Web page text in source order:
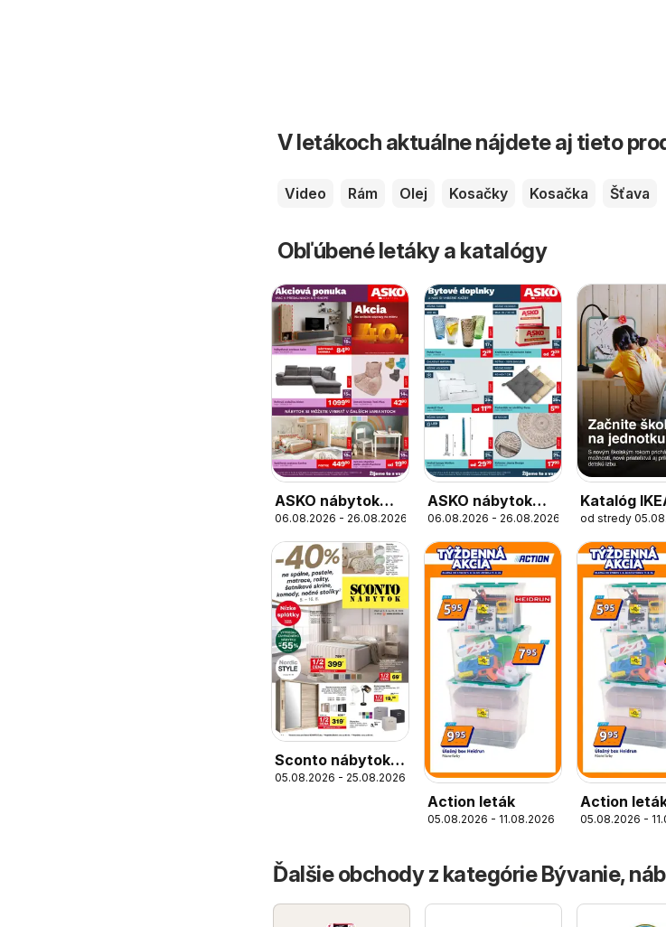
V letákoch aktuálne nájdete aj tieto
Video Rám Olej Kosačky Kosačka Šťava
Obľúbené letáky a katalógy
ASKO nábytok
leták
06.08.2026 - 26.08.2026
ASKO nábytok
Bytové doplnky
06.08.2026 - 26.08.2026
Katalóg
od stredy
Sconto nábytok
leták
05.08.2026 - 25.08.2026
Action leták
05.08.2026 - 11.08.2026
Action
platný do
05.08.2026 -
Ďalšie obchody z kategórie Bývanie,